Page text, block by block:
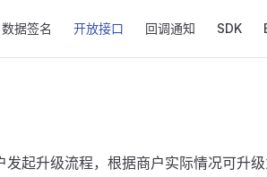
数据签名 开放接口 回调通知 SDK
起升级流程，根据商户实际情况可升级